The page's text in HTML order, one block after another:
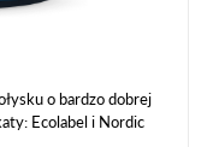
o bardzo dobrej
Ecolabel i Nordic